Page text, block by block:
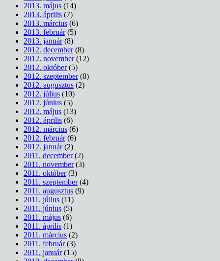
2013. május (14)
2013. április (7)
2013. március (6)
2013. február(5)
2013. január(8)
2012. december(8)
2012. november(12)
2012. október(5)
2012. szeptember(8)
2012. augusztus (2)
2012. július (10)
2012. június (5)
2012. május (13)
2012. április (6)
2012. március (6)
2012. február(6)
2012. január(2)
2011. december(2)
2011. november(3)
2011. október(3)
2011. szeptember(4)
2011. augusztus (9)
2011. július (11)
2011. június (5)
2011. május (6)
2011. április (1)
2011. március (2)
2011. február(3)
2011. január(15)